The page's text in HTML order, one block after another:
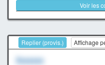
Voir les
Replier (provis.) Affichage
Xxxxxxx